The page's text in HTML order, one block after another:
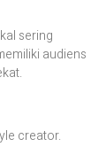
sering
audiens
creator.